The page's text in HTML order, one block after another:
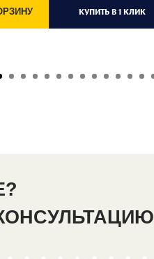
КУПИТЬ В 1 КЛИК